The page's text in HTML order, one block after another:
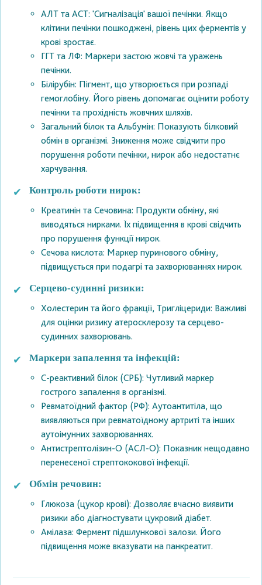
АЛТ та АСТ: 'Сигналізація' вашої печінки. Якщо
клітини печінки пошкоджені, рівень цих ферментів у
крові зростає.
ГГТ та ЛФ: Маркери застою жовчі та уражень
печінки.
Білірубін: Пігмент, що утворюється при розпаді
гемоглобіну. Його рівень допомагає оцінити роботу
печінки та прохідність жовчних шляхів.
Загальний білок та Альбумін: Показують білковий
обмін в організмі. Зниження може свідчити про
порушення роботи печінки, нирок або недостатнє
харчування.
Контроль роботи нирок:
Креатинін та Сечовина: Продукти обміну, які
виводяться нирками. Їх підвищення в крові свідчить
про порушення функції нирок.
Сечова кислота: Маркер пуринового обміну,
підвищується при подагрі та захворюваннях нирок.
Серцево-судинні ризики:
Холестерин та його фракції, Тригліцериди: Важливі
для оцінки ризику атеросклерозу та серцево-
судинних захворювань.
Маркери запалення та інфекцій:
С-реактивний білок (СРБ): Чутливий маркер
гострого запалення в організмі.
Ревматоїдний фактор (РФ): Аутоантитіла, що
виявляються при ревматоїдному артриті та інших
аутоімунних захворюваннях.
Антистрептолізин-О (АСЛ-О): Показник нещодавно
перенесеної стрептококової інфекції.
Обмін речовин:
Глюкоза (цукор крові): Дозволяє вчасно виявити
ризики або діагностувати цукровий діабет.
Амілаза: Фермент підшлункової залози. Його
підвищення може вказувати на панкреатит.